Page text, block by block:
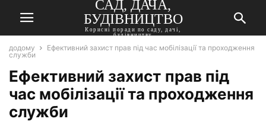
САД, ДАЧА,
БУДІВНИЦТВО
Корисні поради по саду, дачі,
будівництву
додому
Ефективний захист прав під час мобілізації та проходження
служби
Ефективний захист прав під
час мобілізації та проходження
служби